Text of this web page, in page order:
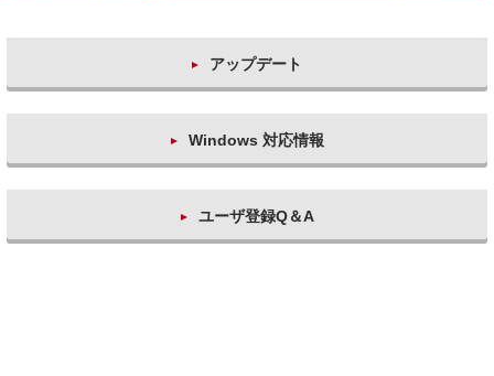
アップデート
Windows 対応情報
ユーザ登録Q＆A